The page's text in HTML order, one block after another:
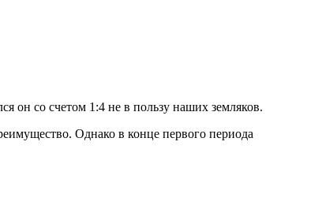
он со счетом 1:4 не в пользу наших земляков.
Однако в конце первого периода